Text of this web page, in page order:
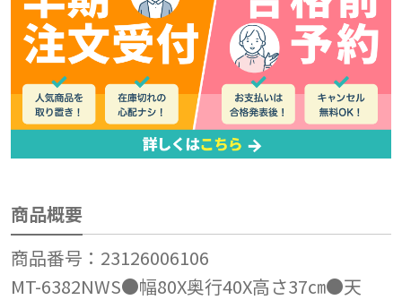
商品概要
商品番号：23126006106
MT-6382NWS●幅80X奥行40X高さ37㎝●天